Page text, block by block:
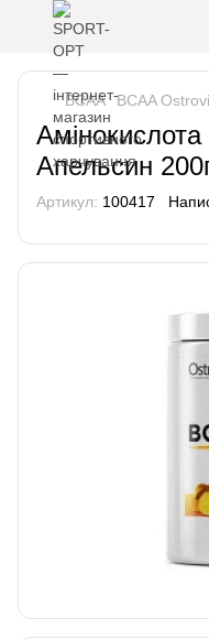
BCAA BCAA
Апельсин
Артикул: 100417